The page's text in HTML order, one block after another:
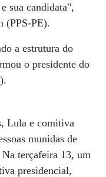
sua candidata",
(PPS-PE).
a estrutura do
o presidente do
Lula e comitiva
munidas de
Na terçafeira 13, um
presidencial,